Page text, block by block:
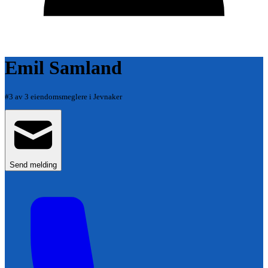
Emil Samland
#3 av 3 eiendomsmeglere i Jevnaker
Send melding